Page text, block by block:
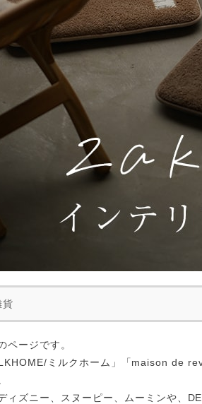
ダー注文へ
の測り方
料サンプル
光カーテン）
光カーテン）
地カーテン）
選ぶ
ぶーペット対応
イズで選ぶ
戸間2畳）
貨
ページです。
ミルクホーム」「maison de
ィズニー、スヌーピー、ムーミンや、